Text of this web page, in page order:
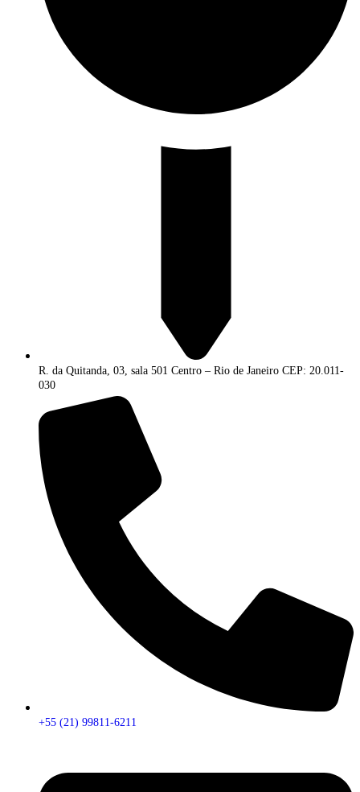
R. da Quitanda, 03, sala 501 Centro – Rio de Janeiro CEP: 20.011-
030
+55 (21) 99811-6211